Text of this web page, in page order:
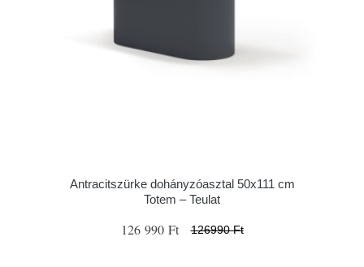
Antracitszürke dohányzóasztal 50x111 cm
Totem – Teulat
126 990 Ft 126990 Ft